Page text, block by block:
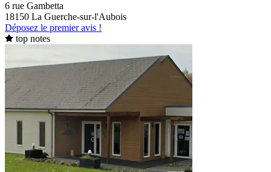
6 rue Gambetta
18150 La Guerche-sur-l'Aubois
Déposez le premier avis !
top notes